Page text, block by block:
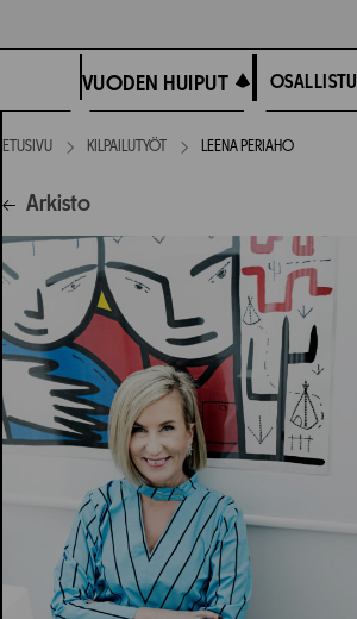
suoraan
VUODEN HUIPUT
VUODEN HUIPUT OSALLISTU
ETUSIVU KILPAILUTYÖT LEENA PERIAHO
Arkisto